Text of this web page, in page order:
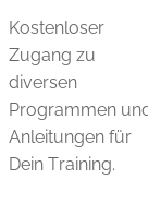
Kostenloser
Zugang zu
diversen
Programmen
Anleitungen für
Dein Training.